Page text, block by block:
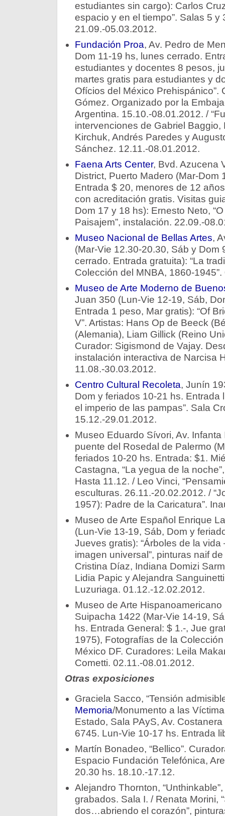
estudiantes sin cargo): Carlos
espacio y en el tiempo”. Salas 5 y
21.09.-05.03.2012.
Fundación Proa, Av. Pedro de
Dom 11-19 hs, lunes cerrado.
estudiantes y docentes 8 pesos,
martes gratis para estudiantes y
Ofícios del México Prehispánico”.
Gómez. Organizado por la
Argentina. 15.10.-08.01.2012. /
intervenciones de Gabriel Baggio,
Kirchuk, Andrés Paredes y
Sánchez. 12.11.-08.01.2012.
Faena Arts Center, Bvd. Azucena
District, Puerto Madero (Mar-Dom
Entrada $ 20, menores de 12
con acreditación gratis. Visitas
Dom 17 y 18 hs): Ernesto Neto,
Paisajem”, instalación. 22.09.-
Museo Nacional de Bellas Artes,
(Mar-Vie 12.30-20.30, Sáb y Dom
cerrado. Entrada gratuita): “La
Colección del MNBA, 1860-
Museo de Arte Moderno de
Juan 350 (Lun-Vie 12-19, Sáb,
Entrada 1 peso, Mar gratis): “Of
V”. Artistas: Hans Op de Beeck
(Alemania), Liam Gillick (Reino
Curador: Sigismond de Vajay.
instalación interactiva de Narcisa
11.08.-30.03.2012.
Centro Cultural Recoleta, Junín
Dom y feriados 10-21 hs. Entrada
el imperio de las pampas”. Sala
15.12.-29.01.2012.
Museo Eduardo Sívori, Av.
puente del Rosedal de Palermo
feriados 10-20 hs. Entrada: $1.
Castagna, “La yegua de la
Hasta 11.12. / Leo Vinci,
esculturas. 26.11.-20.02.2012. /
1957): Padre de la Caricatura”.
Museo de Arte Español Enrique
(Lun-Vie 13-19, Sáb, Dom y
Jueves gratis): “Árboles de la
imagen universal”, pinturas naif
Cristina Díaz, Indiana Domizi
Lidia Papic y Alejandra
Luzuriaga. 01.12.-12.02.2012.
Museo de Arte
Suipacha 1422 (Mar-Vie 14-19,
hs. Entrada General: $ 1.-, Jue
1975), Fotografías de la
México DF. Curadores: Leila
Cometti. 02.11.-08.01.2012.
Otras exposiciones
Graciela Sacco, “Tensión
Memoria/Monumento a las
Estado, Sala PAyS, Av.
6745. Lun-Vie 10-17 hs. Entrada
Martín Bonadeo, “Bellico”.
Espacio Fundación Telefónica,
20.30 hs. 18.10.-17.12.
Alejandro Thornton,
grabados. Sala I. / Renata Morini,
dos…abriendo el corazón”,